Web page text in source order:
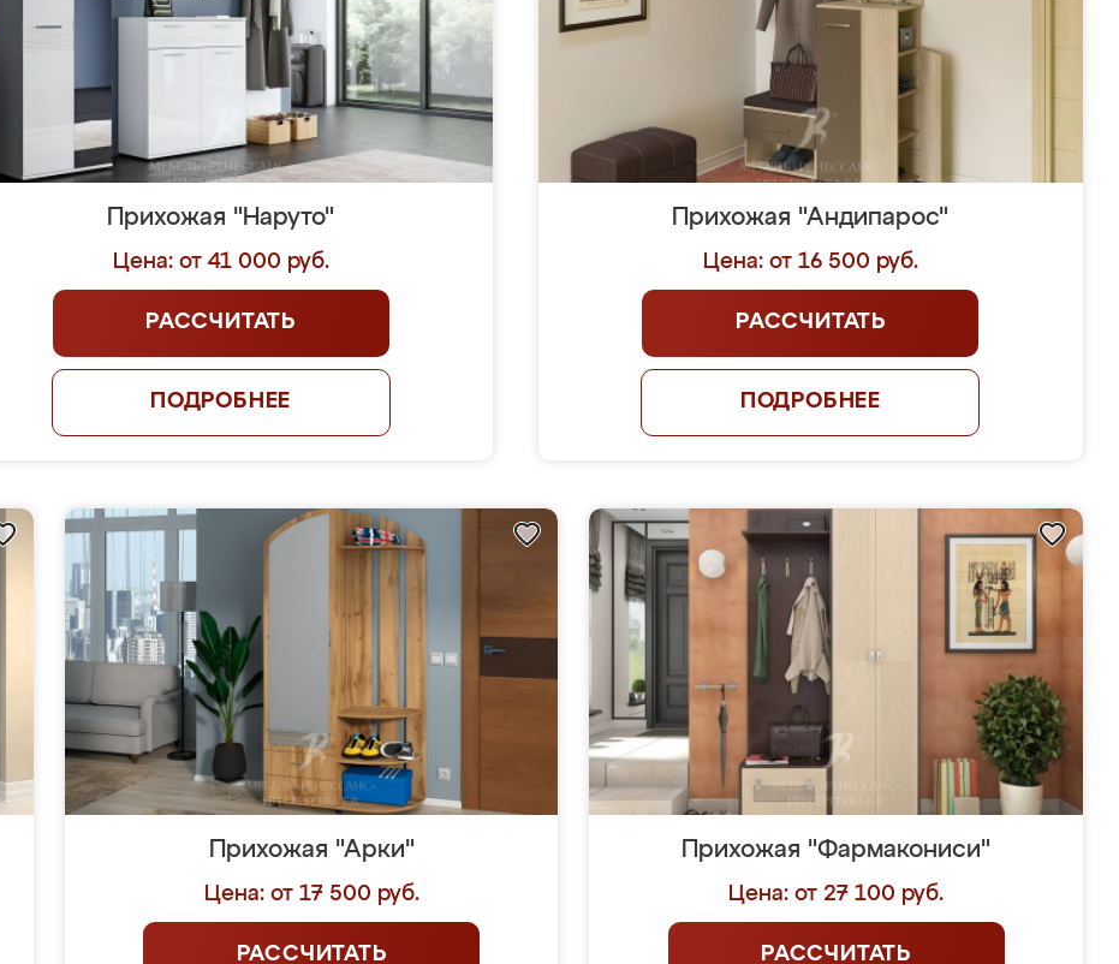
Прихожая "Наруто"
Цена: от 41 000 руб.
РАССЧИТАТЬ
ПОДРОБНЕЕ
Прихожая "Андипарос"
Цена: от 16 500 руб.
РАССЧИТАТЬ
ПОДРОБНЕЕ
Прихожая "Арки"
Цена: от 17 500 руб.
РАССЧИТАТЬ
Прихожая "Фармакониси"
Цена: от 27 100 руб.
РАССЧИТАТЬ